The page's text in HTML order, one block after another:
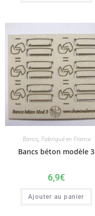
Bancs, Fabriqué en France
Bancs béton modèle 3
6,9€
Ajouter au panier